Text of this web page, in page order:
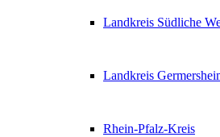
Landkreis Südliche
Landkreis
Rhein-Pfalz-Kreis